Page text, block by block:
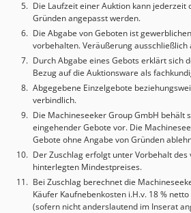
Gesamthöhe: 220 cm Gesamtbreite:
450 cm Becken Länge 425 cm Breite
die Maschine ist vorhanden, (PDF
Besichtigung vor dem Kauf möglich
Lieferung auf Anfrage. Verkauf im Ist
Bildern zu sehen.
Die Laufzeit einer Auktion kann jederzeit
Gründen angepasst werden.
Die Abgabe von Geboten ist
vorbehalten. Veräußerung
Durch Abgabe eines Gebots erklärt sich
Bezug auf die Auktionsware als
Abgegebene Einzelgebote
verbindlich.
Die Machineseeker Group GmbH behält
eingehender Gebote vor. Die
Gebote ohne Angabe von Gründen
Der Zuschlag erfolgt unter Vorbehalt des
hinterlegten Mindestpreises.
Bei Zuschlag berechnet die
Käufer Kaufnebenkosten i.H.v. 18 %
(sofern nicht anderslautend im Inserat